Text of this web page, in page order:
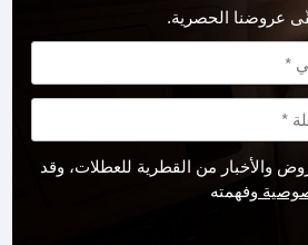
عروضنا الحصرية.
والأخبار من القطرية للعطلات، وقد
وفهمته